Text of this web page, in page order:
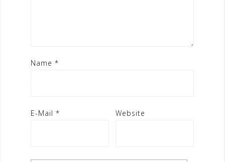
Name *
E-Mail * Website